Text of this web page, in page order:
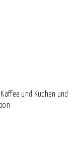
und Kuchen und